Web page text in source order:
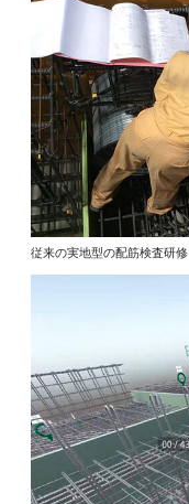
従来の実地型の配筋検査研修